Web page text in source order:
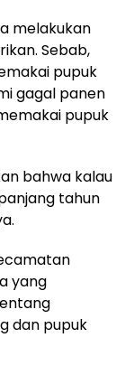
melakukan
Sebab,
pupuk
gagal panen
pupuk
bahwa kalau
tahun
yang
dan pupuk